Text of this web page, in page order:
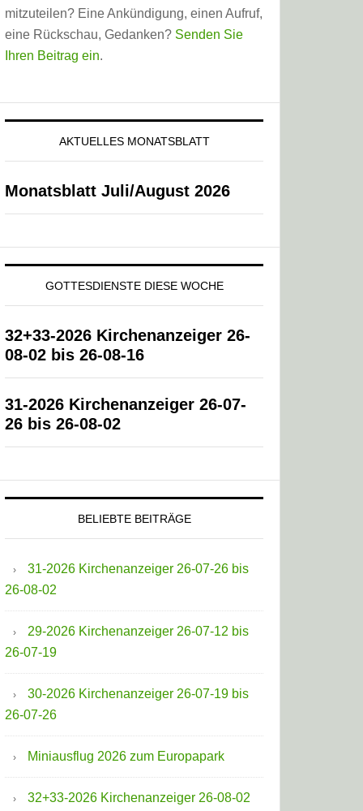
mitzuteilen? Eine Ankündigung, einen Aufruf,
eine Rückschau, Gedanken? Senden Sie
Ihren Beitrag ein.
AKTUELLES MONATSBLATT
Monatsblatt Juli/August 2026
GOTTESDIENSTE DIESE WOCHE
32+33-2026 Kirchenanzeiger 26-
08-02 bis 26-08-16
31-2026 Kirchenanzeiger 26-07-
26 bis 26-08-02
BELIEBTE BEITRÄGE
31-2026 Kirchenanzeiger 26-07-26 bis
26-08-02
29-2026 Kirchenanzeiger 26-07-12 bis
26-07-19
30-2026 Kirchenanzeiger 26-07-19 bis
26-07-26
Miniausflug 2026 zum Europapark
32+33-2026 Kirchenanzeiger 26-08-02